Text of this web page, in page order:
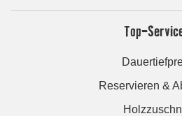
Top-
Reservieren &